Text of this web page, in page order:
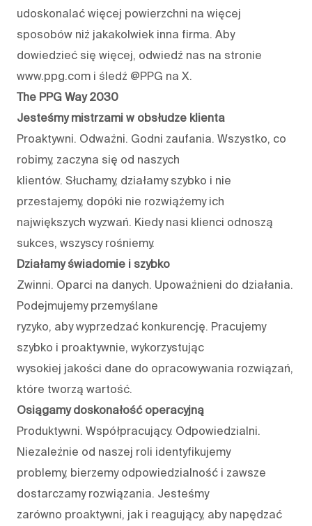
udoskonalać więcej powierzchni na więcej
sposobów niż jakakolwiek inna firma. Aby
dowiedzieć się więcej, odwiedź nas na stronie
www.ppg.com i śledź @PPG na X.
The PPG Way 2030
Jesteśmy mistrzami w obsłudze klienta
Proaktywni. Odważni. Godni zaufania. Wszystko, co
robimy, zaczyna się od naszych
klientów. Słuchamy, działamy szybko i nie
przestajemy, dopóki nie rozwiążemy ich
największych wyzwań. Kiedy nasi klienci odnoszą
sukces, wszyscy rośniemy.
Działamy świadomie i szybko
Zwinni. Oparci na danych. Upoważnieni do działania.
Podejmujemy przemyślane
ryzyko, aby wyprzedzać konkurencję. Pracujemy
szybko i proaktywnie, wykorzystując
wysokiej jakości dane do opracowywania rozwiązań,
które tworzą wartość.
Osiągamy doskonałość operacyjną
Produktywni. Współpracujący. Odpowiedzialni.
Niezależnie od naszej roli identyfikujemy
problemy, bierzemy odpowiedzialność i zawsze
dostarczamy rozwiązania. Jesteśmy
zarówno proaktywni, jak i reagujący, aby napędzać